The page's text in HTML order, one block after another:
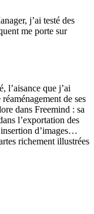
j’ai testé des
me porte sur
l’aisance que j’ai
de ses
dans Freemind : sa
l’exportation des
d’images…
richement illustrées